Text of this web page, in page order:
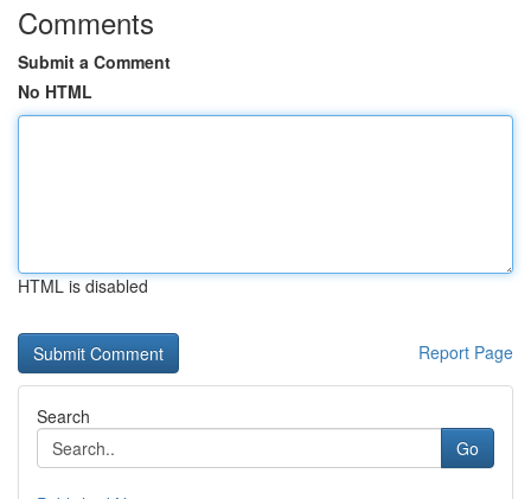
Comments
Submit a Comment
No HTML
HTML is disabled
Report Page
Search
Go